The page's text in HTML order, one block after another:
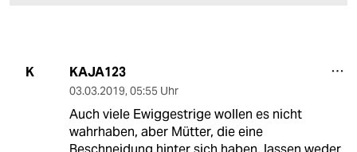
K KAJA123
03.03.2019, 05:55 Uhr
Auch viele Ewiggestrige wollen es nicht
wahrhaben, aber Mütter, die eine